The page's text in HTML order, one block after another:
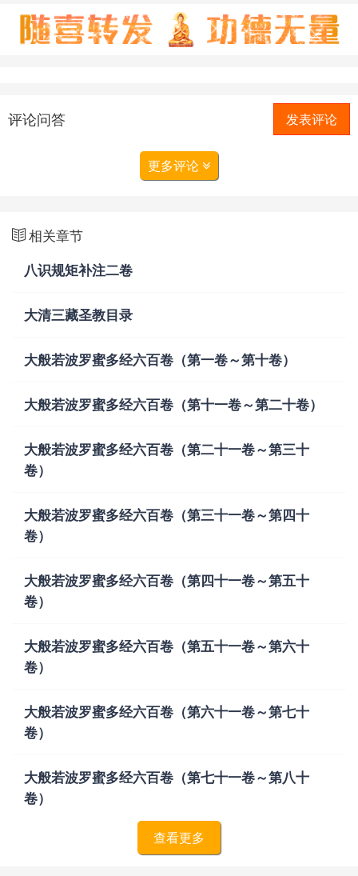
评论问答 发表评论
更多评论
相关章节
八识规矩补注二卷
大清三藏圣教目录
大般若波罗蜜多经六百卷（第一卷～第十卷）
大般若波罗蜜多经六百卷（第十一卷～第二十卷）
大般若波罗蜜多经六百卷（第二十一卷～第三十
卷）
大般若波罗蜜多经六百卷（第三十一卷～第四十
卷）
大般若波罗蜜多经六百卷（第四十一卷～第五十
卷）
大般若波罗蜜多经六百卷（第五十一卷～第六十
卷）
大般若波罗蜜多经六百卷（第六十一卷～第七十
卷）
大般若波罗蜜多经六百卷（第七十一卷～第八十
卷）
查看更多